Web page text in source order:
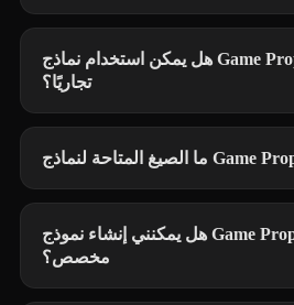
هل يمكن استخدام نماذج Game Prop ثلاثية الأبعاد
تجاريًا؟
هل يمكنني إنشاء نموذج Game Prop ثلاثي الأبعاد
مخصص؟